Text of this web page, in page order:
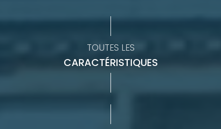
TOUTES LES
CARACTÉRISTIQUES